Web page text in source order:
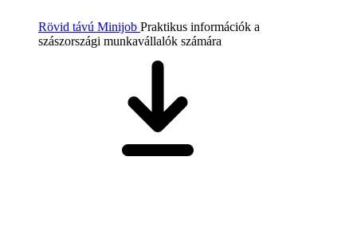
Rövid távú Minijob Praktikus információk a
szászországi munkavállalók számára